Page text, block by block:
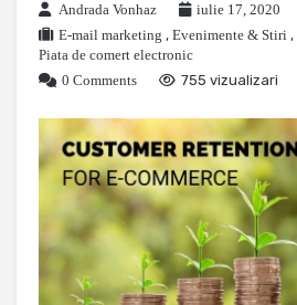
Andrada Vonhaz
iulie 17, 2020
E-mail marketing , Evenimente & Stiri ,
Piata de comert electronic
0 Comments
755 vizualizari